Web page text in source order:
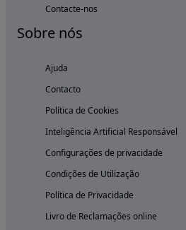
Contacte-nos
Sobre nós
Ajuda
Contacto
Política de Cookies
Inteligência Artificial Responsável
Configurações de privacidade
Condições de Utilização
Política de Privacidade
Livro de Reclamações online